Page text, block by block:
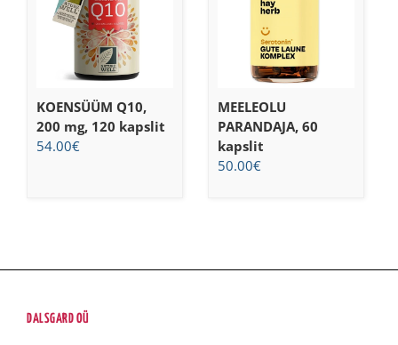
KOENSÜÜM Q10,
200 mg, 120 kapslit
54.00€
MEELEOLU
PARANDAJA, 60
kapslit
50.00€
DALSGARD OÜ